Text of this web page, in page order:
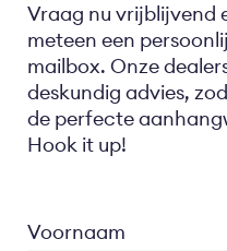
Vraag nu vrijblijvend
meteen een
mailbox. Onze
deskundig advies,
de perfecte
Hook it up!
Voornaam